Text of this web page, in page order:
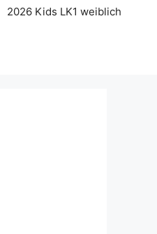
2026 Kids LK1 weiblich